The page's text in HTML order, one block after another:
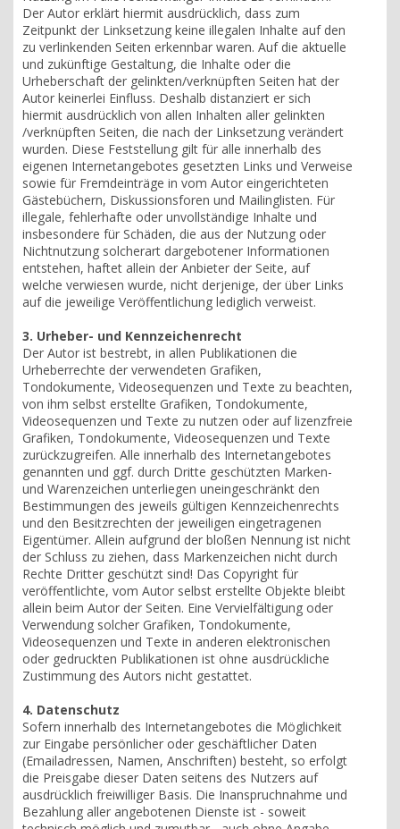
Der Autor erklärt hiermit ausdrücklich, dass zum
Zeitpunkt der Linksetzung keine illegalen Inhalte auf den
zu verlinkenden Seiten erkennbar waren. Auf die aktuelle
und zukünftige Gestaltung, die Inhalte oder die
Urheberschaft der gelinkten/verknüpften Seiten hat der
Autor keinerlei Einfluss. Deshalb distanziert er sich
hiermit ausdrücklich von allen Inhalten aller gelinkten
/verknüpften Seiten, die nach der Linksetzung verändert
wurden. Diese Feststellung gilt für alle innerhalb des
eigenen Internetangebotes gesetzten Links und Verweise
sowie für Fremdeinträge in vom Autor eingerichteten
Gästebüchern, Diskussionsforen und Mailinglisten. Für
illegale, fehlerhafte oder unvollständige Inhalte und
insbesondere für Schäden, die aus der Nutzung oder
Nichtnutzung solcherart dargebotener Informationen
entstehen, haftet allein der Anbieter der Seite, auf
welche verwiesen wurde, nicht derjenige, der über Links
auf die jeweilige Veröffentlichung lediglich verweist.
3. Urheber- und Kennzeichenrecht
Der Autor ist bestrebt, in allen Publikationen die
Urheberrechte der verwendeten Grafiken,
Tondokumente, Videosequenzen und Texte zu beachten,
von ihm selbst erstellte Grafiken, Tondokumente,
Videosequenzen und Texte zu nutzen oder auf lizenzfreie
Grafiken, Tondokumente, Videosequenzen und Texte
zurückzugreifen. Alle innerhalb des Internetangebotes
genannten und ggf. durch Dritte geschützten Marken-
und Warenzeichen unterliegen uneingeschränkt den
Bestimmungen des jeweils gültigen Kennzeichenrechts
und den Besitzrechten der jeweiligen eingetragenen
Eigentümer. Allein aufgrund der bloßen Nennung ist nicht
der Schluss zu ziehen, dass Markenzeichen nicht durch
Rechte Dritter geschützt sind! Das Copyright für
veröffentlichte, vom Autor selbst erstellte Objekte bleibt
allein beim Autor der Seiten. Eine Vervielfältigung oder
Verwendung solcher Grafiken, Tondokumente,
Videosequenzen und Texte in anderen elektronischen
oder gedruckten Publikationen ist ohne ausdrückliche
Zustimmung des Autors nicht gestattet.
4. Datenschutz
Sofern innerhalb des Internetangebotes die Möglichkeit
zur Eingabe persönlicher oder geschäftlicher Daten
(Emailadressen, Namen, Anschriften) besteht, so erfolgt
die Preisgabe dieser Daten seitens des Nutzers auf
ausdrücklich freiwilliger Basis. Die Inanspruchnahme und
Bezahlung aller angebotenen Dienste ist - soweit